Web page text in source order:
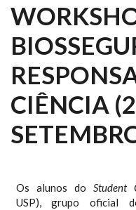
CIÊNCIA
Os alunos do Student
USP), grupo oficial